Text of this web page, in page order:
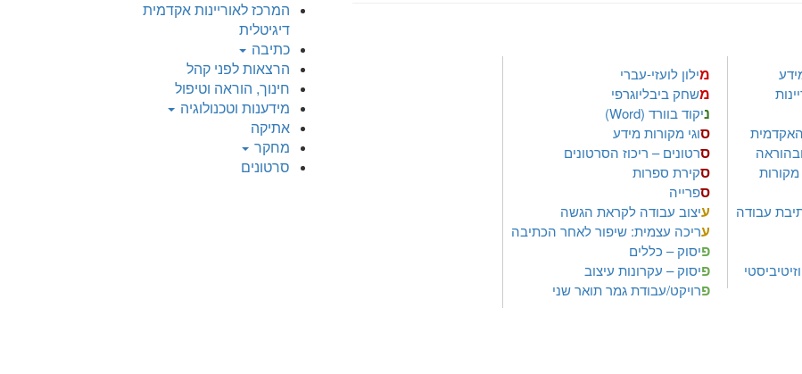
עבודה
מילון לועזי-עברי
משחק ביבליוגרפי
ניקוד בוורד (Word)
סוגי מקורות מידע
סרטונים – ריכוז הסרטונים
סקירת ספרות
ספרייה
עיצוב עבודה לקראת הגשה
עריכה עצמית: שיפור לאחר הכתיבה
פיסוק – כללים
פיסוק – עקרונות עיצוב
פרויקט/עבודת גמר תואר שני
המרכז לאוריינות אקדמית
דיגיטלית
כתיבה
הרצאות לפני קהל
חינוך, הוראה וטיפול
מידענות וטכנולוגיה
אתיקה
מחקר
סרטונים